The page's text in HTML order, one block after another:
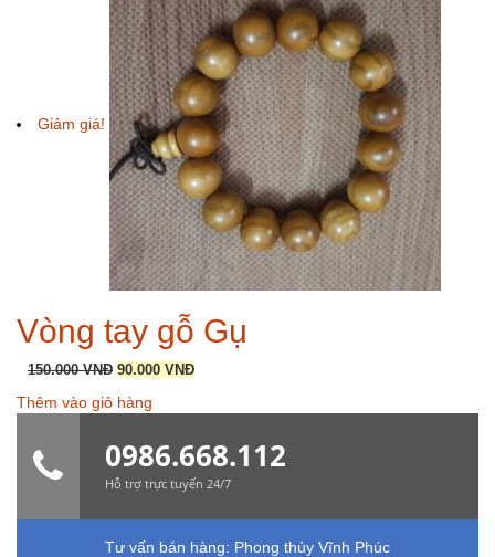
Giảm giá!
Vòng tay gỗ Gụ
150.000VNĐ Giá
là:
90.000 VNĐGiá
90.000 VNĐ.
Thêm vào giỏ hàng
0986.668.112
Hỗ trợ trực tuyến 24/7
Tư vấn bán hàng: Phong thủy Vĩnh Phúc